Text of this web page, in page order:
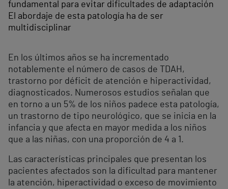
fundamental para evitar dificultades de adaptación
El abordaje de esta patología ha de ser
multidisciplinar
En los últimos años se ha incrementado
notablemente el número de casos de TDAH,
trastorno por déficit de atención e hiperactividad,
diagnosticados. Numerosos estudios señalan que
en torno a un 5% de los niños padece esta patología,
un trastorno de tipo neurológico, que se inicia en la
infancia y que afecta en mayor medida a los niños
que a las niñas, con una proporción de 4 a 1.
Las características principales que presentan los
pacientes afectados son la dificultad para mantener
la atención, hiperactividad o exceso de movimiento